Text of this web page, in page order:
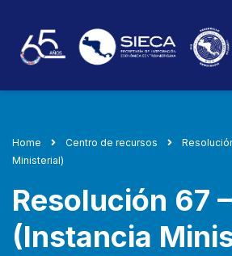
Home Centro de recursos
Ministerial)
Resolución 67
(Instancia